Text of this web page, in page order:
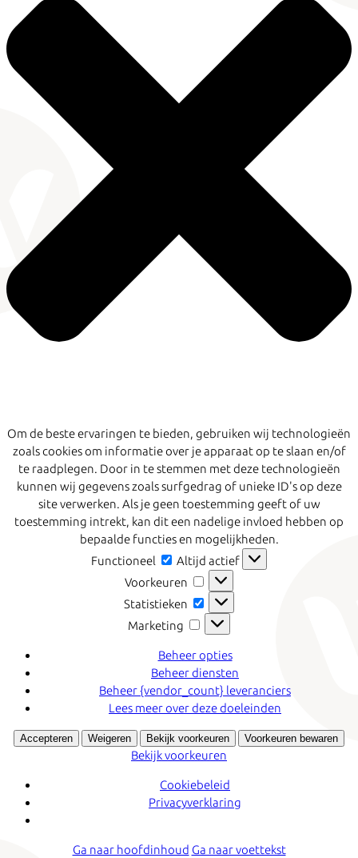
Om de beste ervaringen te bieden, gebruiken wij technologieën
zoals cookies om informatie over je apparaat op te slaan en/of
te raadplegen. Door in te stemmen met deze technologieën
kunnen wij gegevens zoals surfgedrag of unieke ID's op deze
site verwerken. Als je geen toestemming geeft of uw
toestemming intrekt, kan dit een nadelige invloed hebben op
bepaalde functies en mogelijkheden.
Functioneel
Functioneel
Altijd actief
Voorkeuren
Voorkeuren
Statistieken
Statistieken
Marketing
Marketing
Beheer opties
Beheer diensten
Beheer {vendor_count} leveranciers
Lees meer over deze doeleinden
Accepteren Weigeren Bekijk voorkeuren Voorkeuren bewaren
Bekijk voorkeuren
Cookiebeleid
Privacyverklaring
Ga naar hoofdinhoud Ga naar voettekst